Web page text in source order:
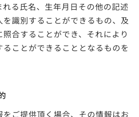
る氏名、生年月日その他の記述
識別することができるもの、及
合することができ、それにより
ことができることとなるものを
ご提供頂く場合、その情報はお